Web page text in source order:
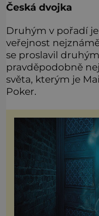
Česká dvojka
Druhým v pořadí
veřejnost
se proslavil
pravděpodobně
světa, kterým je
Poker.